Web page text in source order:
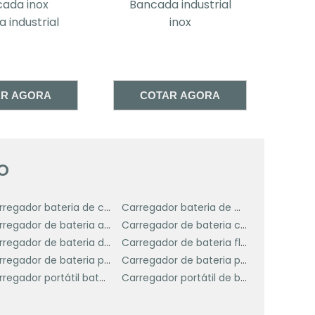
inox
Bancada industrial
inox
COTAR AGORA
Carregador bateria de carro
Carregador bateria de moto
Carregador de bateria automotiva portátil
Carregador de bateria carga lenta
Carregador de bateria de moto
Carregador de bateria flutuante
Carregador de bateria portatil automotivo
Carregador de bateria portátil
Carregador portátil bateria carro
Carregador portátil de bateria